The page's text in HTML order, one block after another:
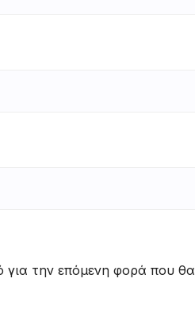
για την επόμενη φορά που θα